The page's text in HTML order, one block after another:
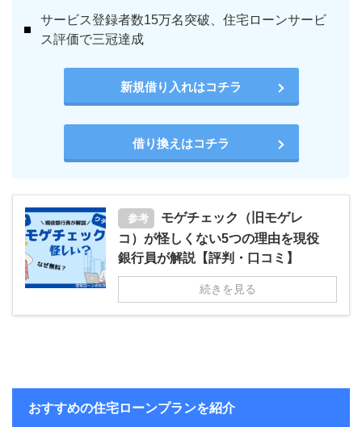
サービス登録者数15万名突破、住宅ローンサービ
ス評価で三冠達成
新規借り入れはコチラ
借り換えはコチラ
参考
モゲチェック（旧モゲレ
コ）が怪しくない5つの理由を現役
銀行員が解説【評判・口コミ】
続きを見る
おすすめの住宅ローンプランを紹介